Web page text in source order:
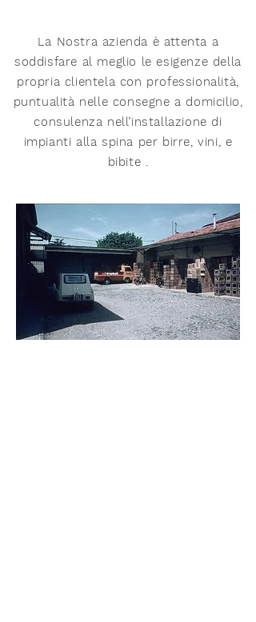
La Nostra azienda è attenta a
soddisfare al meglio le esigenze della
propria clientela con professionalità,
puntualità nelle consegne a domicilio,
consulenza nell’installazione di
impianti alla spina per birre, vini, e
bibite .